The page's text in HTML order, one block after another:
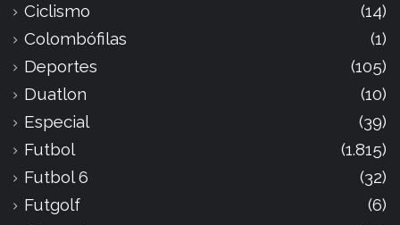
Ciclismo
(14)
Colombófilas
(1)
Deportes
(105)
Duatlon
(10)
Especial
(39)
Futbol
(1.815)
Futbol 6
(32)
Futgolf
(6)